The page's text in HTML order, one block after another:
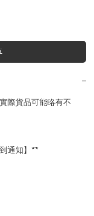
−
際貨品可能略有不
通知】**